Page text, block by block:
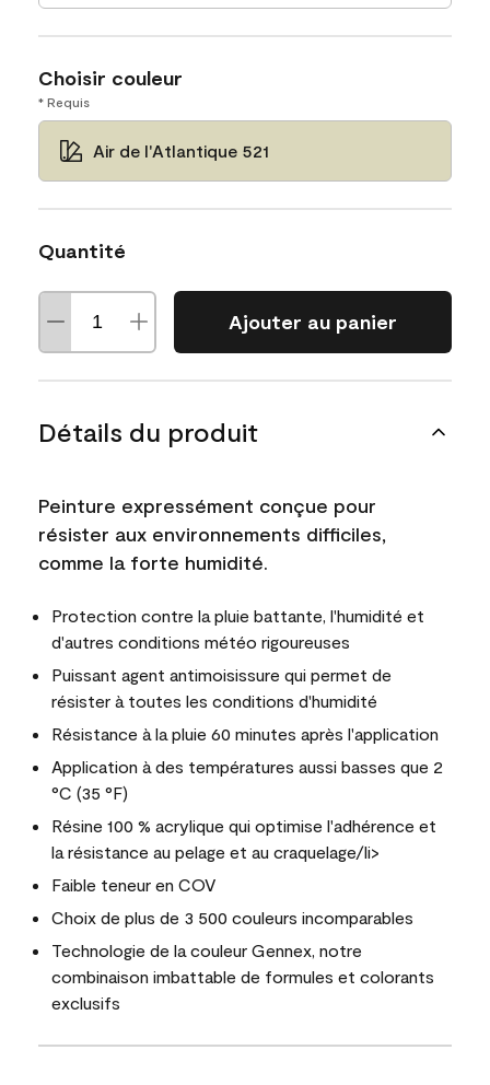
Choisir couleur
* Requis
Air de l'Atlantique 521
Quantité
Ajouter au panier
Détails du produit
Peinture expressément conçue pour
résister aux environnements difficiles,
comme la forte humidité.
Protection contre la pluie battante, l'humidité et
d'autres conditions météo rigoureuses
Puissant agent antimoisissure qui permet de
résister à toutes les conditions d'humidité
Résistance à la pluie 60 minutes après l'application
Application à des températures aussi basses que 2
°C (35 °F)
Résine 100 % acrylique qui optimise l'adhérence et
la résistance au pelage et au craquelage/li>
Faible teneur en COV
Choix de plus de 3 500 couleurs incomparables
Technologie de la couleur Gennex, notre
combinaison imbattable de formules et colorants
exclusifs